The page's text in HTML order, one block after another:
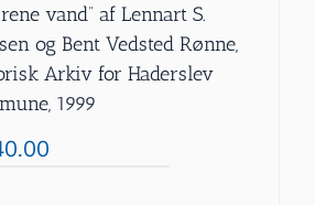
rene vand” af Lennart S.
og Bent Vedsted Rønne,
Arkiv for Haderslev
1999